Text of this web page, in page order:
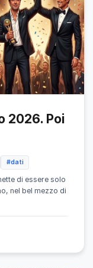
2026. Poi
#dati
di essere solo
nel bel mezzo di